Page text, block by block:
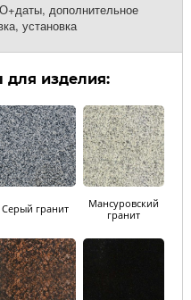
дополнительное
установка
изделия:
Серый гранит
Мансуровский
гранит